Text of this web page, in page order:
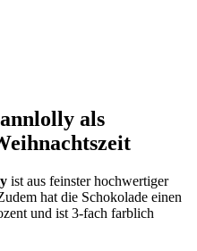
als
ist aus feinster hochwertiger
hat die Schokolade einen
und ist 3-fach farblich